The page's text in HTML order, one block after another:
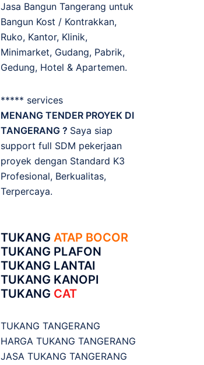
Jasa Bangun Tangerang untuk
Bangun Kost / Kontrakkan,
Ruko, Kantor, Klinik,
Minimarket, Gudang, Pabrik,
Gedung, Hotel & Apartemen.
***** services
MENANG TENDER PROYEK DI
TANGERANG ? Saya siap
support full SDM pekerjaan
proyek dengan Standard K3
Profesional, Berkualitas,
Terpercaya.
TUKANG ATAP BOCOR
TUKANG PLAFON
TUKANG LANTAI
TUKANG KANOPI
TUKANG CAT
TUKANG TANGERANG
HARGA TUKANG TANGERANG
JASA TUKANG TANGERANG